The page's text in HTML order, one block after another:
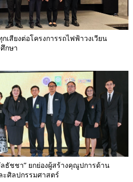
เสียงต่อโครงการรถไฟฟ้าวงเวียน
กษา
ธัชชา” ยกย่องผู้สร้างคุณูปการด้าน
ศิลปกรรมศาสตร์